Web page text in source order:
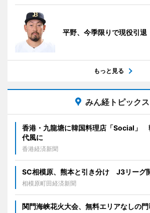
平野、今季限りで現役引
もっと見る
みん経トピックス
香港・九龍塘に韓国料理店「Social」
代風に
香港経済新聞
SC相模原、熊本と引き分け J3リーグ
相模原町田経済新聞
関門海峡花火大会、無料エリアなしの